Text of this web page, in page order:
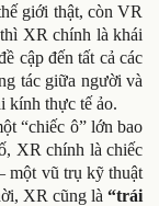
giới thật, còn VR
XR chính là khái
cập đến tất cả các
tác giữa người và
kính thực tế ảo.
“chiếc ô” lớn bao
XR chính là chiếc
một vũ trụ kỹ thuật
XR cũng là “trái